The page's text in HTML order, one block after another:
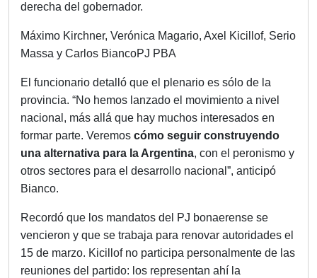
derecha del gobernador.
Máximo Kirchner, Verónica Magario, Axel Kicillof, Serio
Massa y Carlos BiancoPJ PBA
El funcionario detalló que el plenario es sólo de la
provincia. “No hemos lanzado el movimiento a nivel
nacional, más allá que hay muchos interesados en
formar parte. Veremos cómo seguir construyendo
una alternativa para la Argentina, con el peronismo y
otros sectores para el desarrollo nacional”, anticipó
Bianco.
Recordó que los mandatos del PJ bonaerense se
vencieron y que se trabaja para renovar autoridades el
15 de marzo. Kicillof no participa personalmente de las
reuniones del partido: los representan ahí la